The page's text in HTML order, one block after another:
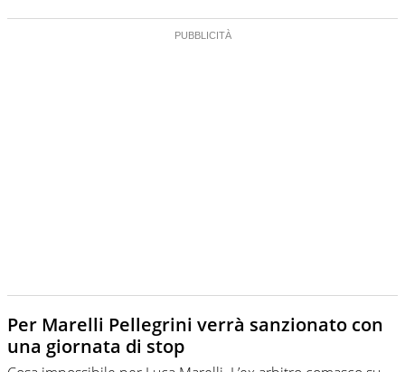
Per Marelli Pellegrini verrà sanzionato con
una giornata di stop